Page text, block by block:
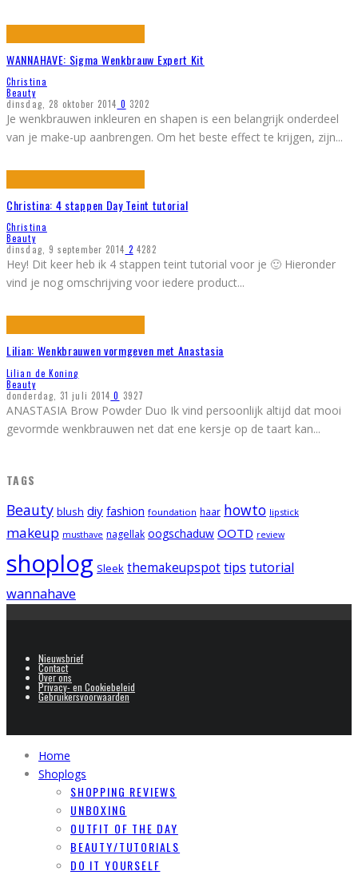
WANNAHAVE: Sigma Wenkbrauw Expert Kit
Christina
Beauty
dinsdag, 28 oktober 2014 0 3202
Je wenkbrauwen inkleuren en shapen is een belangrijk onderdeel
van je make-up aanbrengen. Om het beste effect te krijgen, zijn...
Christina: 4 stappen Day Teint tutorial
Christina
Beauty
dinsdag, 9 september 2014 2 4282
Hey! Dit keer heb ik 4 stappen teint tutorial voor je 🙂 Hieronder
vind je nog omschrijving voor iedere product...
Lilian: Wenkbrauwen vormgeven met Anastasia
Lilian de Koning
Beauty
donderdag, 31 juli 2014 0 3927
ANASTASIA Brow Powder Duo Ik vind persoonlijk altijd dat mooi
gevormde wenkbrauwen net dat ene kersje op de taart kan...
TAGS
Beauty blush diy fashion foundation haar howto lipstick
makeup musthave nagellak oogschaduw OOTD review
shoplog Sleek themakeupspottips tutorial
wannahave
Nieuwsbrief
Contact
Over ons
Privacy- en Cookiebeleid
Gebruikersvoorwaarden
Home
Shoplogs
SHOPPING REVIEWS
UNBOXING
OUTFIT OF THE DAY
BEAUTY/TUTORIALS
DO IT YOURSELF